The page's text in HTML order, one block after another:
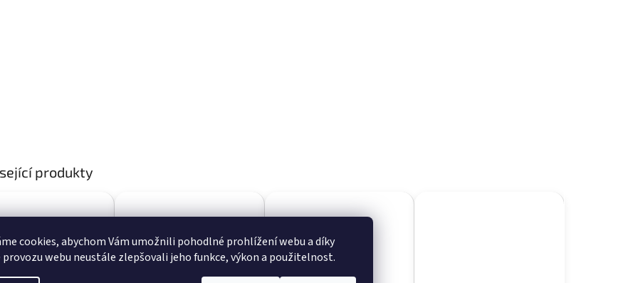
cookies, abychom Vám umožnili pohodlné prohlížení webu a díky
provozu webu neustále zlepšovali jeho funkce, výkon a použitelnost.
produkty